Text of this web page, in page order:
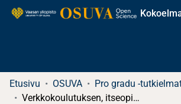
Etusivu OSUVA
Verkkokoulutuksen, itseopiskelun ja perinteisen koulutuksen vertailu internetosaamisen kehittämiskeinona